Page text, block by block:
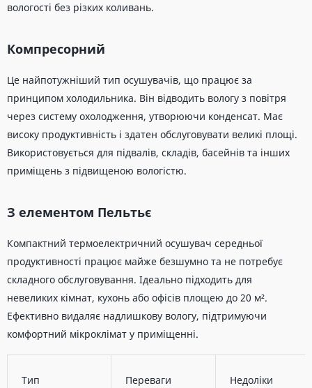
вологості без різких коливань.
Компресорний
Це найпотужніший тип осушувачів, що працює за
принципом холодильника. Він відводить вологу з повітря
через систему охолодження, утворюючи конденсат. Має
високу продуктивність і здатен обслуговувати великі площі.
Використовується для підвалів, складів, басейнів та інших
приміщень з підвищеною вологістю.
З елементом Пельтьє
Компактний термоелектричний осушувач середньої
продуктивності працює майже безшумно та не потребує
складного обслуговування. Ідеально підходить для
невеликих кімнат, кухонь або офісів площею до 20 м².
Ефективно видаляє надлишкову вологу, підтримуючи
комфортний мікроклімат у приміщенні.
Тип Переваги Недоліки